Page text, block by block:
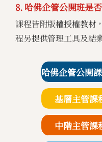
8. 哈佛企管公開班是
課程皆附版權授權教材
程另提供管理工具及結
基層主管課
中階主管課